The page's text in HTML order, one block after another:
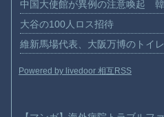
中国大使館が異例の注意喚起
大谷の100人ロス招待
維新馬場代表、大阪万博のトイ
Powered by livedoor 相互RSS